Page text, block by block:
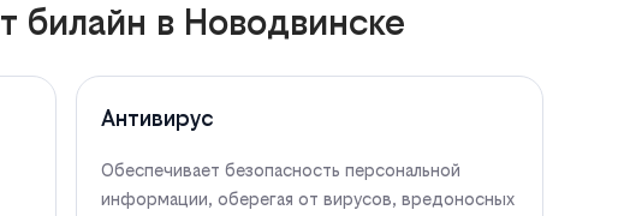
билайн в Новодвинске
Антивирус
Обеспечивает безопасность персональной
информации, оберегая от вирусов, вредоносных